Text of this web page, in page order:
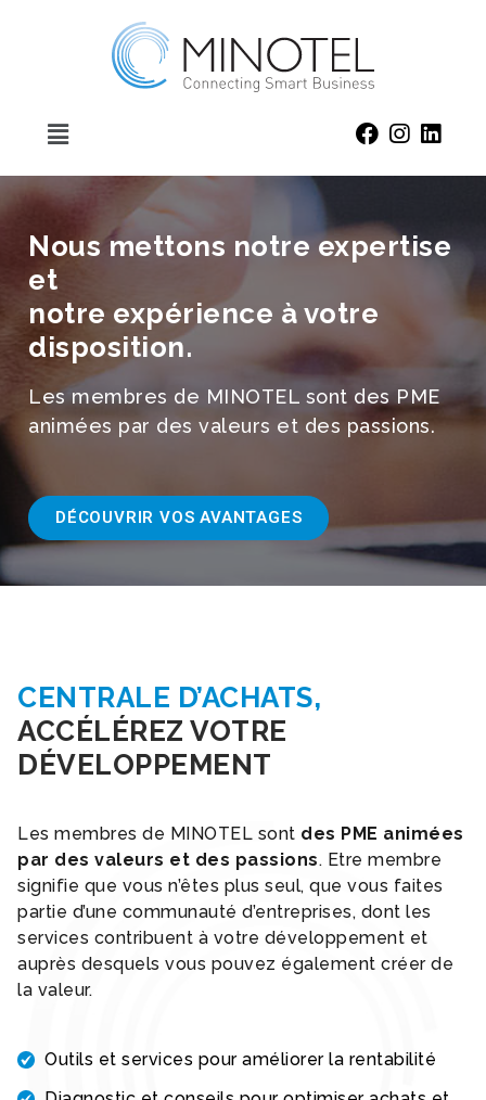
Nous mettons notre expertise
et
notre expérience à votre
disposition.
Les membres de MINOTEL sont des PME
animées par des valeurs et des passions.
DÉCOUVRIR VOS AVANTAGES
CENTRALE D’ACHATS,
ACCÉLÉREZ VOTRE
DÉVELOPPEMENT
Les membres de MINOTEL sont des PME animées
par des valeurs et des passions. Etre membre
signifie que vous n’êtes plus seul, que vous faites
partie d’une communauté d’entreprises, dont les
services contribuent à votre développement et
auprès desquels vous pouvez également créer de
la valeur.
Outils et services pour améliorer la rentabilité